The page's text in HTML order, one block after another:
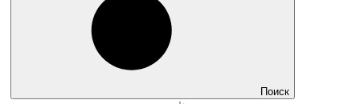
Поиск